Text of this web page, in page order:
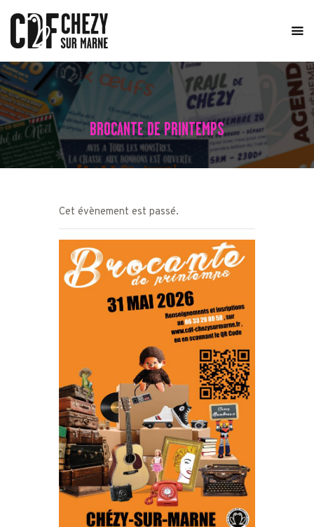
BROCANTE DE PRINTEMPS
ACCUEIL
LE COMITÉ
ÉVÈNEMENTS
ACTUALITÉS
TRAIL DE CHÉZY
Cet évènement est passé.